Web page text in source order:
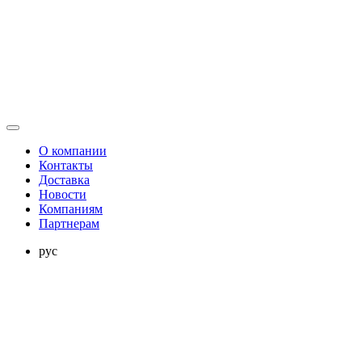
О компании
Контакты
Доставка
Новости
Компаниям
Партнерам
рус